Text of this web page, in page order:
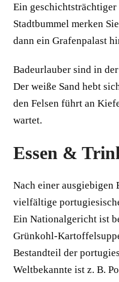
Ein
Stadtbummel merken
dann ein Grafenpalast
Badeurlauber sind in
Der weiße Sand hebt
den Felsen führt an
wartet.
Essen &
Nach einer ausgiebigen
vielfältige
Ein Nationalgericht ist
Grünkohl-
Bestandteil der
Weltbekannte ist z. B.